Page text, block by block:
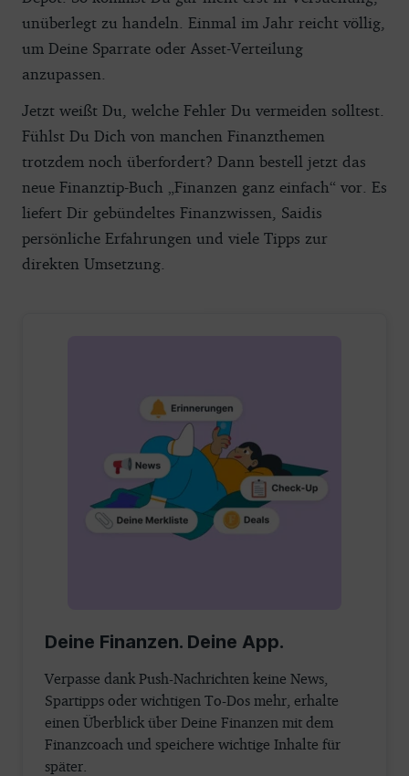
unüberlegt zu handeln. Einmal im Jahr reicht völlig,
um Deine Sparrate oder Asset-Verteilung
anzupassen.
Jetzt weißt Du, welche Fehler Du vermeiden solltest.
Fühlst Du Dich von manchen Finanzthemen
trotzdem noch überfordert? Dann bestell jetzt das
neue Finanztip-Buch „Finanzen ganz einfach“ vor. Es
liefert Dir gebündeltes Finanzwissen, Saidis
persönliche Erfahrungen und viele Tipps zur
direkten Umsetzung.
Deine Finanzen. Deine App.
Verpasse dank Push-Nachrichten keine News,
Spartipps oder wichtigen To-Dos mehr, erhalte
einen Überblick über Deine Finanzen mit dem
Finanzcoach und speichere wichtige Inhalte für
später.